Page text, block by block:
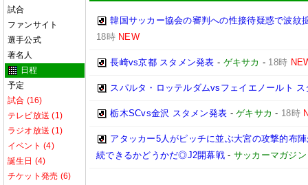
試合
ファンサイト
選手公式
著名人
日程
予定
試合 (16)
テレビ放送 (1)
ラジオ放送 (1)
イベント (4)
誕生日 (4)
チケット発売 (6)
韓国サッカー協会の審判への性接待疑惑で波紋
18時 NEW
長崎vs京都 スタメン発表 - ゲキサカ - 18時
スパルタ・ロッテルダムvsフェイエノールト ス
栃木SCvs金沢 スタメン発表 -ゲキサカ - 18時
アタッカー5人がピッチに並ぶ大宮の攻撃的布
続できるかどうかだ◎J2開幕戦 - サッカーマガジン